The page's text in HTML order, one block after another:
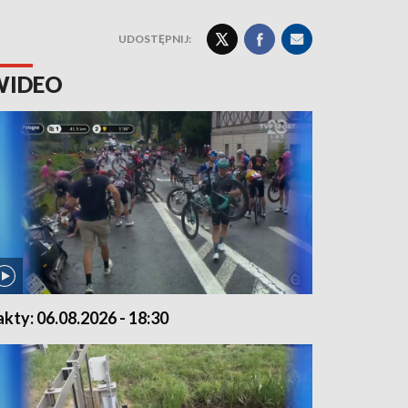
UDOSTĘPNIJ:
06.08.2026 - 18:30